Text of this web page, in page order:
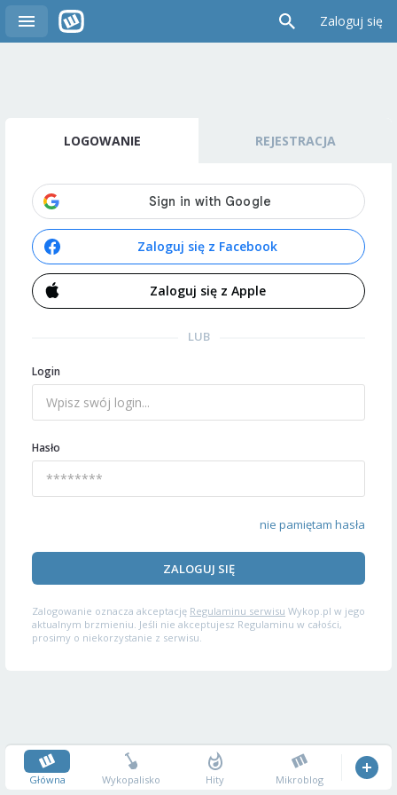
Zaloguj się
LOGOWANIE REJESTRACJA
Zaloguj się z Facebook
Zaloguj się z Apple
LUB
Login
Hasło
nie pamiętam hasła
ZALOGUJ SIĘ
Zalogowanie oznacza akceptację Regulaminu serwisu Wykop.pl w jego
aktualnym brzmieniu. Jeśli nie akceptujesz Regulaminu w całości,
prosimy o niekorzystanie z serwisu.
Główna Wykopalisko Hity Mikroblog